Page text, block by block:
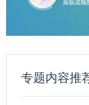
专题内容推